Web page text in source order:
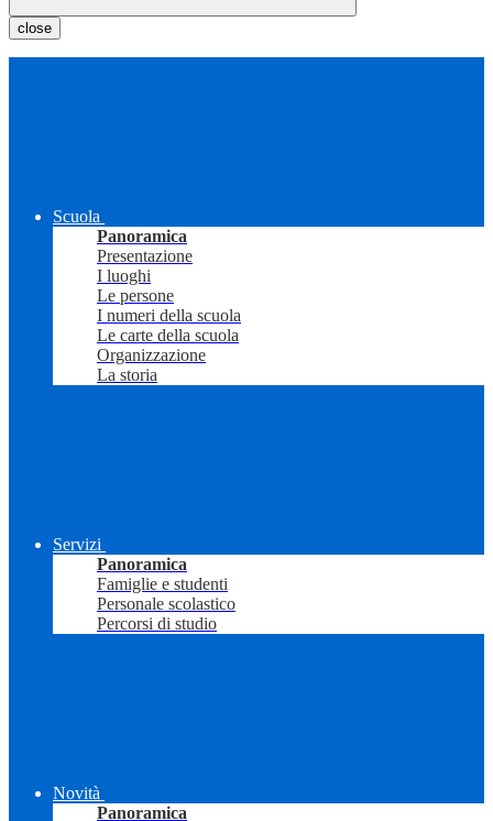
close
Scuola
Panoramica
Presentazione
I luoghi
Le persone
I numeri della scuola
Le carte della scuola
Organizzazione
La storia
Servizi
Panoramica
Famiglie e studenti
Personale scolastico
Percorsi di studio
Novità
Panoramica